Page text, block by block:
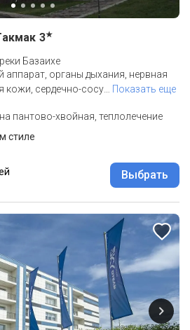
3★
реки Базаихе
аппарат, органы дыхания, нервная
кожи, сердечно-сосу
Показать еще
пантово-хвойная, теплолечение
стиле
Выбрать